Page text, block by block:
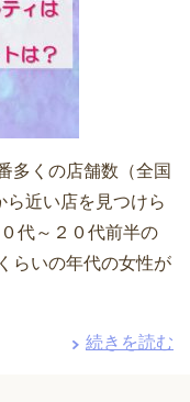
多くの店舗数（全国
近い店を見つけら
代～２０代前半の
らいの年代の女性が
続きを読む